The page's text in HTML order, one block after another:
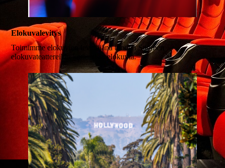
Elokuvalevitys
Toimimme elokuvien levittäjänä tuoden Suomen
elokuvateattereihin kotimaisia elokuvia.